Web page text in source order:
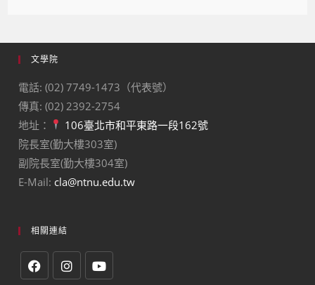
文學院
電話: (02) 7749-1473（代表號）
傳真: (02) 2392-2754
地址：
106臺北市和平東路一段162號
院長室(勤大樓303室)
副院長室(勤大樓304室)
E-Mail: cla@ntnu.edu.tw
相關連結